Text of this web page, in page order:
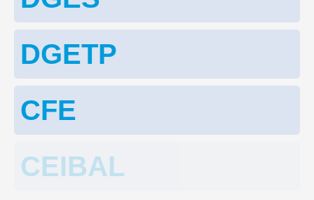
DGETP
CFE
CEIBAL